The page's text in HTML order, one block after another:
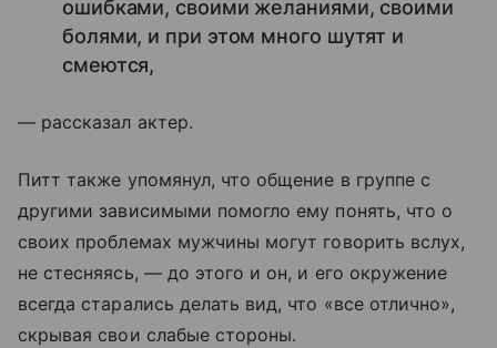
ошибками, своими желаниями, своими
болями, и при этом много шутят и
смеются,
— рассказал актер.
Питт также упомянул, что общение в группе с
другими зависимыми помогло ему понять, что о
своих проблемах мужчины могут говорить вслух,
не стесняясь, — до этого и он, и его окружение
всегда старались делать вид, что «все отлично»,
скрывая свои слабые стороны.